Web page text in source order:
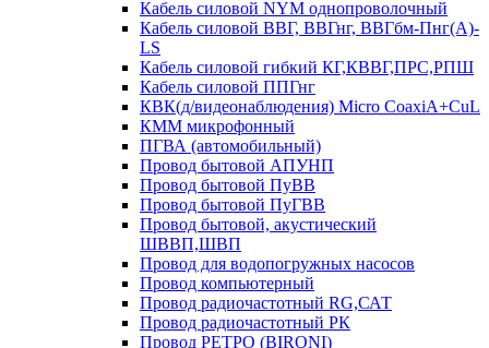
Кабель силовой NYM однопроволочный
Кабель силовой ВВГ, ВВГнг, ВВГбм-Пнг(А)-
LS
Кабель силовой гибкий КГ,КВВГ,ПРС,РПШ
Кабель силовой ППГнг
КВК(д/видеонаблюдения) Micro CoaxiA+CuL
КММ микрофонный
ПГВА (автомобильный)
Провод бытовой АПУНП
Провод бытовой ПуВВ
Провод бытовой ПуГВВ
Провод бытовой, акустический
ШВВП,ШВП
Провод для водопогружных насосов
Провод компьютерный
Провод радиочастотный RG,САТ
Провод радиочастотный РК
Провод РЕТРО (BIRONI)